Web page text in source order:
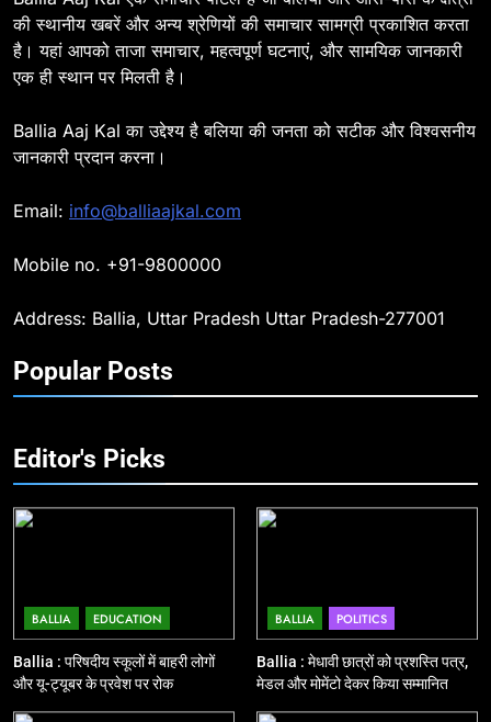
8
के साथ रेलवे स्टेशन व शहर में किया पैदल
BALLIA NATIONAL
Ballia : एकता, अखंडता और राष्ट्रप्रेम
अधीक्षक ओमवीर सिंह ने दिलाई शपथ, दी
और कानपुर के लिए बस सेवाओं का
11
बिहार विस चुनाव : सभी 90 हजार 712
12
Ballia : बलिया रेलवे स्टेशन का अपर
महाप्रबंधक ने किया निरीक्षण
BALLIA NATIONAL
की स्थानीय खबरें और अन्य श्रेणियों की समाचार सामग्री प्रकाशित करता
है। यहां आपको ताजा समाचार, महत्वपूर्ण घटनाएं, और सामयिक जानकारी
एक ही स्थान पर मिलती है।
Ballia Aaj Kal का उद्देश्य है बलिया की जनता को सटीक और विश्वसनीय
जानकारी प्रदान करना।
Email: info@balliaajkal.com
Mobile no. +91-9800000
Address: Ballia, Uttar Pradesh Uttar Pradesh-277001
Popular Posts
Editor's Picks
BALLIA EDUCATION
Ballia : परिषदीय स्कूलों में बाहरी लोगों
और यू-ट्यूबर के प्रवेश पर रोक
BALLIA POLITICS
Ballia : मेधावी छात्रों को प्रशस्ति पत्र,
मेडल और मोमेंटो देकर किया सम्मानित